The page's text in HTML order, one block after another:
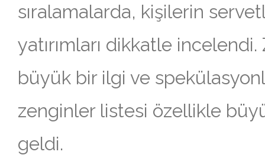
sıralamalarda, kişilerin
yatırımları dikkatle incelendi.
büyük bir ilgi ve
zenginler listesi özellikle
geldi.